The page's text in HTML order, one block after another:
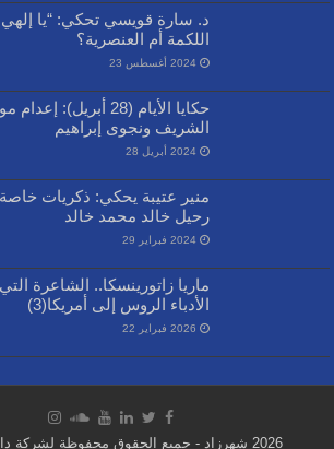
د. سارة قويسي تحكي: “يا إلهي
اللكمة أم العنصرية؟
2024 أغسطس 23
حكايا الأيام (28
الشريف ونجوى إبراهيم
2024 أبريل 28
منير عتيبة يحكي: ذكريات
رحيل خالد محمد خالد
2024 فبراير 29
ماريا زاتورينسكا.. الشاعرة
الأدباء الروس إلى أمريكا(3)
2026 فبراير 22
2026 شهرزاد - جميع الحقوق محفوظة لشركة دار المحتوى العربي